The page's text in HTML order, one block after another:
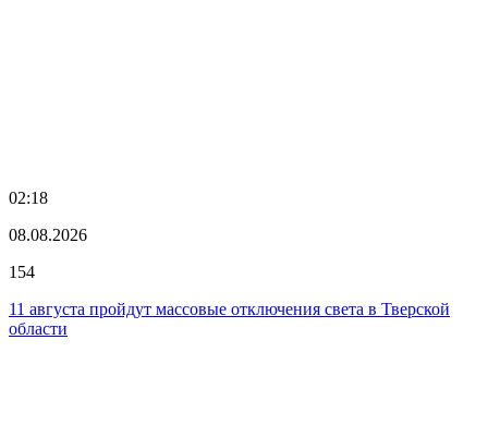
02:18
08.08.2026
154
11 августа пройдут массовые отключения света в Тверской
области